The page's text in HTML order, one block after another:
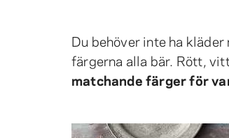
Du behöver inte ha
färgerna alla bär. Rött,
matchande färger för